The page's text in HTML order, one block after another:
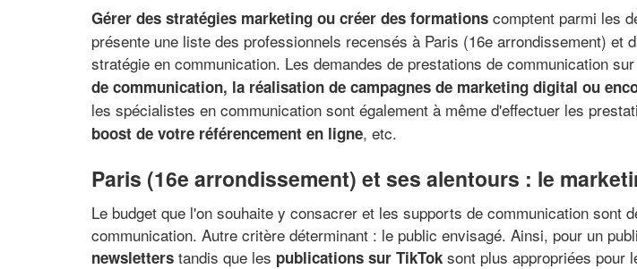
Gérer des stratégies marketing ou créer des formations comptent parmi les
présente une liste des professionnels recensés à Paris (16e arrondissement)
stratégie en communication. Les demandes de prestations de communication
de communication, la réalisation de campagnes de marketing digital ou
les spécialistes en communication sont également à même d'effectuer les
boost de votre référencement en ligne, etc.
Paris (16e arrondissement) et ses alentours : le
Le budget que l'on souhaite y consacrer et les supports de communication
communication. Autre critère déterminant : le public envisagé. Ainsi, pour un
newsletters tandis que les publications sur TikTok sont plus appropriées pour